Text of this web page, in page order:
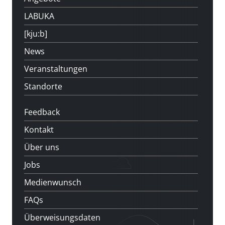
LABUKA
[kju:b]
News
Veranstaltungen
Standorte
Feedback
Kontakt
Über uns
Jobs
Medienwunsch
FAQs
Überweisungsdaten